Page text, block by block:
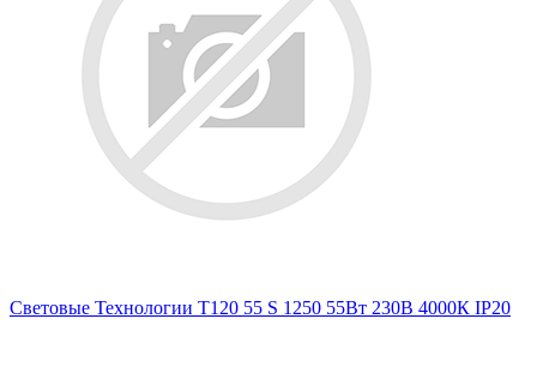
Световые Технологии T120 55 S 1250 55Вт 230В 4000К IP20